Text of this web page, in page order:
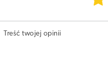
Treść twojej opinii